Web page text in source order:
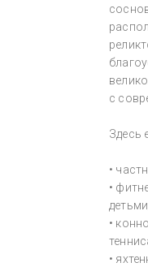
с
Здесь
•
•
•
•